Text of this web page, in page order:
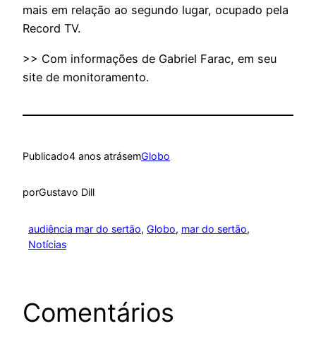
mais em relação ao segundo lugar, ocupado pela
Record TV.
>> Com informações de Gabriel Farac, em seu
site de monitoramento.
Publicado4 anos atrásemGlobo
porGustavo Dill
audiência mar do sertão, Globo, mar do sertão
Notícias
Comentários